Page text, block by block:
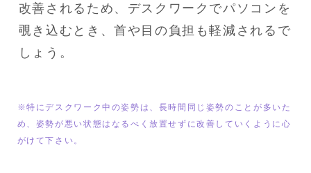
改善されるため、デスクワークでパソコンを
覗き込むとき、首や目の負担も軽減されるで
しょう。
※特にデスクワーク中の姿勢は、長時間同じ姿勢のことが多いた
め、姿勢が悪い状態はなるべく放置せずに改善していくように心
がけて下さい。